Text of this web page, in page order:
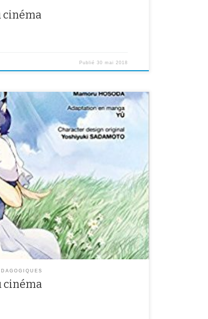
cinéma
Publié30 mai 2018
les élèves de la classe Molière bénéficient
En octobre, ils ont découvert les principes du
du cinéma, les jeux d’optique et le
Au fil de […]
cinéma